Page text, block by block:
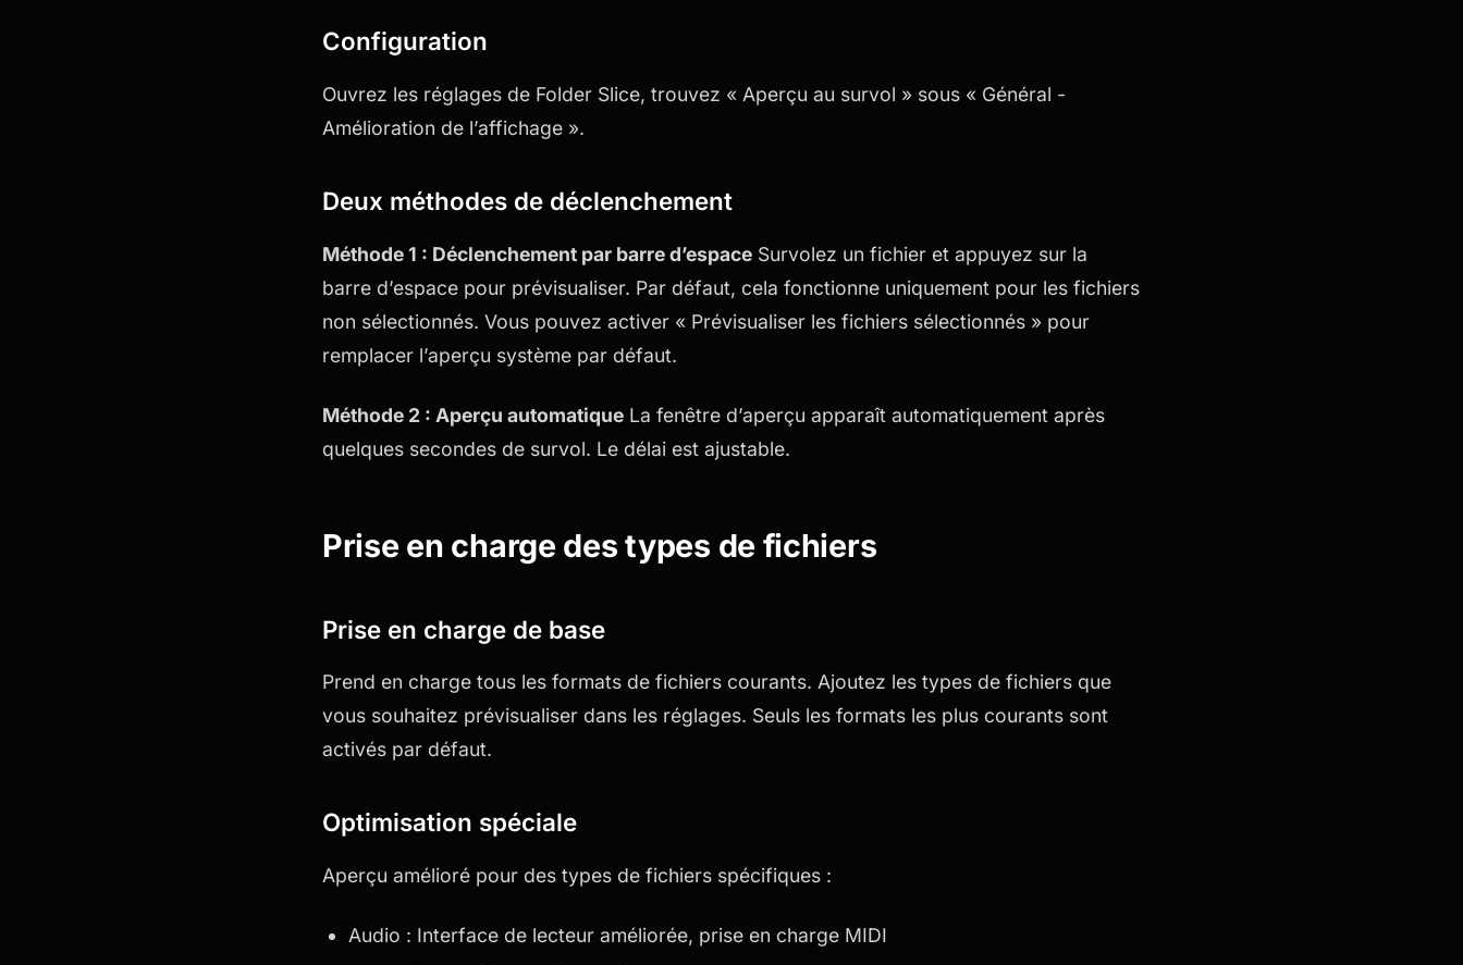
Configuration
Ouvrez les réglages de Folder Slice, trouvez « Aperçu au survol » sous « Général -
Amélioration de l’affichage ».
Deux méthodes de déclenchement
Méthode 1 : Déclenchement par barre d’espace Survolez un fichier et appuyez sur la
barre d’espace pour prévisualiser. Par défaut, cela fonctionne uniquement pour les fichiers
non sélectionnés. Vous pouvez activer « Prévisualiser les fichiers sélectionnés » pour
remplacer l’aperçu système par défaut.
Méthode 2 : Aperçu automatique La fenêtre d’aperçu apparaît automatiquement après
quelques secondes de survol. Le délai est ajustable.
Prise en charge des types de fichiers
Prise en charge de base
Prend en charge tous les formats de fichiers courants. Ajoutez les types de fichiers que
vous souhaitez prévisualiser dans les réglages. Seuls les formats les plus courants sont
activés par défaut.
Optimisation spéciale
Aperçu amélioré pour des types de fichiers spécifiques :
Audio : Interface de lecteur améliorée, prise en charge MIDI